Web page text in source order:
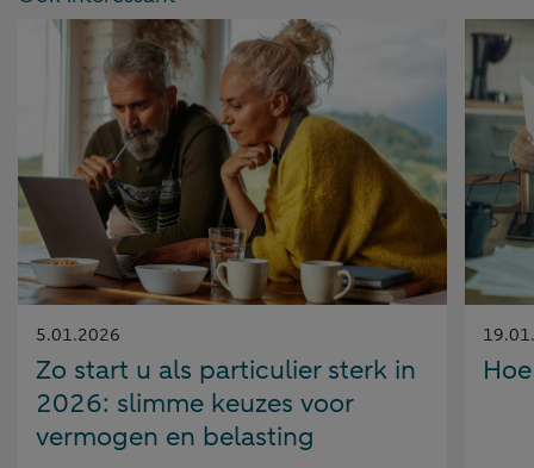
Gepubliceerd
op:
5.01.2026
Zo start u als particulier sterk in
2026: slimme keuzes voor
vermogen en belasting
op: